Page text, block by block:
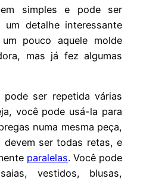
simples e pode ser
um detalhe interessante
pouco aquele molde
mas já fez algumas
pode ser repetida várias
você pode usá-la para
numa mesma peça,
devem ser todas retas, e
paralelas. Você pode
vestidos, blusas,